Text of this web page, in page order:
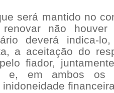
será mantido no
não
deverá indica-
a aceitação do
fiador,
e, em ambos os